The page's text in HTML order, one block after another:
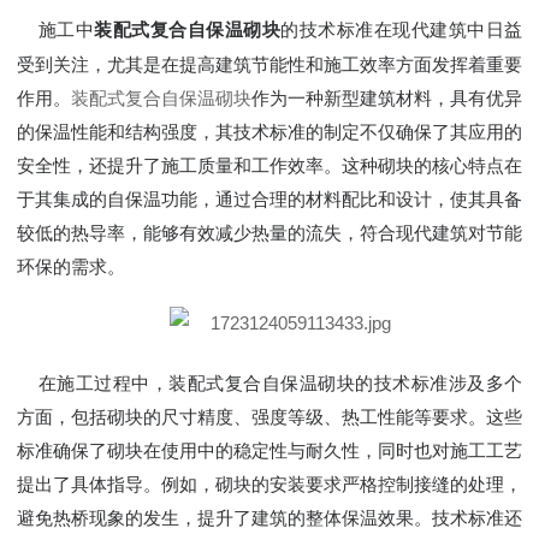
施工中装配式复合自保温砌块的技术标准在现代建筑中日益
受到关注，尤其是在提高建筑节能性和施工效率方面发挥着重要
作用。 装配式复合自保温砌块作为一种新型建筑材料，具有优异
的保温性能和结构强度，其技术标准的制定不仅确保了其应用的
安全性，还提升了施工质量和工作效率。这种砌块的核心特点在
于其集成的自保温功能，通过合理的材料配比和设计，使其具备
较低的热导率，能够有效减少热量的流失，符合现代建筑对节能
环保的需求。
在施工过程中，装配式复合自保温砌块的技术标准涉及多个
方面，包括砌块的尺寸精度、强度等级、热工性能等要求。这些
标准确保了砌块在使用中的稳定性与耐久性，同时也对施工工艺
提出了具体指导。例如，砌块的安装要求严格控制接缝的处理，
避免热桥现象的发生，提升了建筑的整体保温效果。技术标准还